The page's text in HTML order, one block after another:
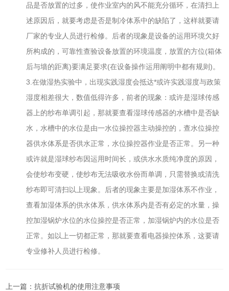
品是否放置的过多，使作业室内的风不能充分循环，在清扫上
述原因后，就要考虑是否是制冷体系中的缺陷了，这样就要请
厂家的专业人员进行检修。后者的现象是设备的运用环境欠好
所构成的，可靠性查验设备放置的环境温度，放置的方位(箱体
后与墙的距离)要满足要求(在设备操作运用阐明中都有规则)。
3.在做湿热实验中，出现实践湿度会抵达*或许实践湿度与政策
湿度相差很大，数值低得许多，前者的现象：或许是湿球传感
器上的纱布单调引起，那就要查看湿球传感器的水槽中是否缺
水，水槽中的水位是由一水位操控器主动操控的，查水位操控
器供水体系是否供水正常，水位操控器作业是否正常。另一种
或许就是湿球纱布因运用时间长，或供水水质纯净度的原因，
会使纱布变硬，使纱布无法吸收水份而单调，只需替换或清洗
纱布即可清扫以上现象。后者的现象主要是加湿体系不作业，
查看加湿体系的供水体系，供水体系内是否有必定的水量，操
控加湿锅炉水位的水位操控是否正常，加湿锅炉内的水位是否
正常。如以上一切都正常，那就要查看电器操控体系，这要请
专业修补人员进行检修。
上一篇：抗折试验机的使用注意事项